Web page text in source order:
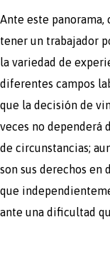
Ante este panorama,
tener un trabajador
la variedad de
diferentes campos
que la decisión de
veces no dependerá
de circunstancias;
son sus derechos en
que
ante una dificultad